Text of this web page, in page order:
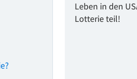
Leben in den
Lotterie teil!